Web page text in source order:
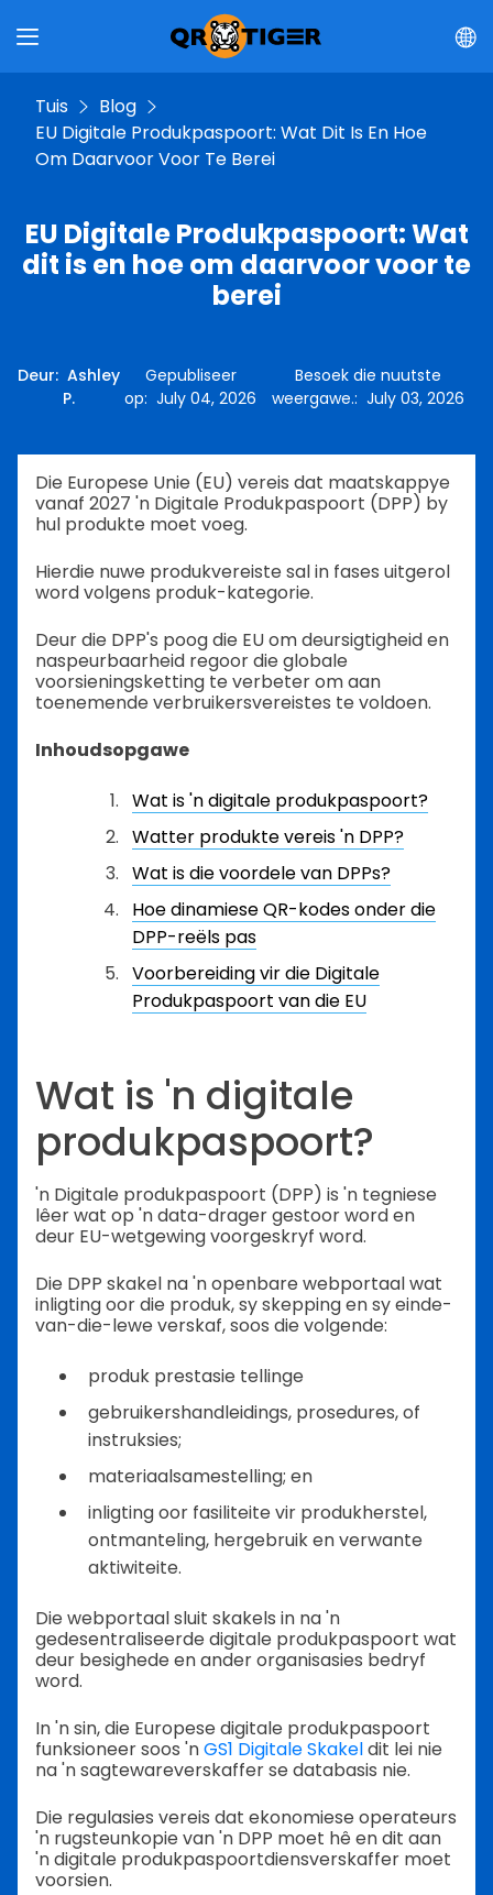
Tuis
Blog
EU Digitale Produkpaspoort: Wat Dit Is En Hoe
Om Daarvoor Voor Te Berei
EU Digitale Produkpaspoort: Wat
dit is en hoe om daarvoor voor te
berei
Deur: Ashley
P.
Gepubliseer
op:July 04, 2026
Besoek die nuutste
weergawe.:July 03, 2026
Die Europese Unie (EU) vereis dat maatskappye
vanaf 2027 'n Digitale Produkpaspoort (DPP) by
hul produkte moet voeg.
Hierdie nuwe produkvereiste sal in fases uitgerol
word volgens produk-kategorie.
Deur die DPP's poog die EU om deursigtigheid en
naspeurbaarheid regoor die globale
voorsieningsketting te verbeter om aan
toenemende verbruikersvereistes te voldoen.
Inhoudsopgawe
Wat is 'n digitale produkpaspoort?
Watter produkte vereis 'n DPP?
Wat is die voordele van DPPs?
Hoe dinamiese QR-kodes onder die
DPP-reëls pas
Voorbereiding vir die Digitale
Produkpaspoort van die EU
Wat is 'n digitale
produkpaspoort?
'n Digitale produkpaspoort (DPP) is 'n tegniese
lêer wat op 'n data-drager gestoor word en
deur EU-wetgewing voorgeskryf word.
Die DPP skakel na 'n openbare webportaal wat
inligting oor die produk, sy skepping en sy einde-
van-die-lewe verskaf, soos die volgende:
produk prestasie tellinge
gebruikershandleidings, prosedures, of
instruksies;
materiaalsamestelling; en
inligting oor fasiliteite vir produkherstel,
ontmanteling, hergebruik en verwante
aktiwiteite.
Die webportaal sluit skakels in na 'n
gedesentraliseerde digitale produkpaspoort wat
deur besighede en ander organisasies bedryf
word.
In 'n sin, die Europese digitale produkpaspoort
funksioneer soos 'nGS1 Digitale Skakeldit lei nie
na 'n sagtewareverskaffer se databasis nie.
Die regulasies vereis dat ekonomiese operateurs
'n rugsteunkopie van 'n DPP moet hê en dit aan
'n digitale produkpaspoortdiensverskaffer moet
voorsien.